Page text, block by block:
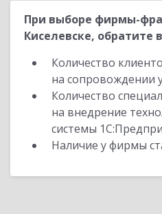
При выборе фирмы-
Киселевске, обратите
Количество
на сопровождении
Количество
на внедрение
системы
Наличие у фирмы